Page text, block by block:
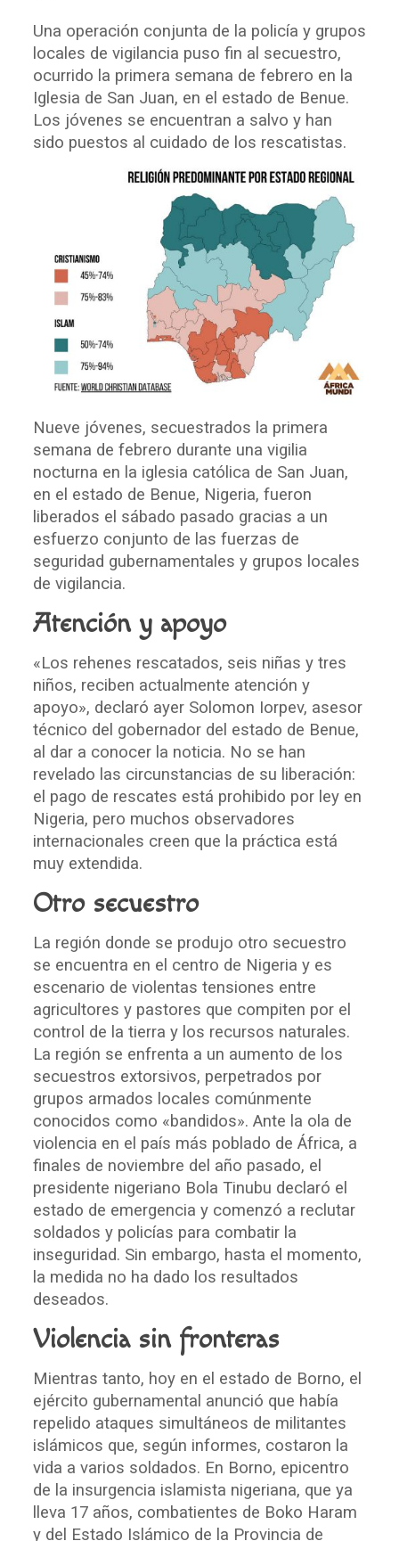
Una operación conjunta de la policía y grupos
locales de vigilancia puso fin al secuestro,
ocurrido la primera semana de febrero en la
Iglesia de San Juan, en el estado de Benue.
Los jóvenes se encuentran a salvo y han
sido puestos al cuidado de los rescatistas.
Nueve jóvenes, secuestrados la primera
semana de febrero durante una vigilia
nocturna en la iglesia católica de San Juan,
en el estado de Benue, Nigeria, fueron
liberados el sábado pasado gracias a un
esfuerzo conjunto de las fuerzas de
seguridad gubernamentales y grupos locales
de vigilancia.
Atención y apoyo
«Los rehenes rescatados, seis niñas y tres
niños, reciben actualmente atención y
apoyo», declaró ayer Solomon Iorpev, asesor
técnico del gobernador del estado de Benue,
al dar a conocer la noticia. No se han
revelado las circunstancias de su liberación:
el pago de rescates está prohibido por ley en
Nigeria, pero muchos observadores
internacionales creen que la práctica está
muy extendida.
Otro secuestro
La región donde se produjo otro secuestro
se encuentra en el centro de Nigeria y es
escenario de violentas tensiones entre
agricultores y pastores que compiten por el
control de la tierra y los recursos naturales.
La región se enfrenta a un aumento de los
secuestros extorsivos, perpetrados por
grupos armados locales comúnmente
conocidos como «bandidos». Ante la ola de
violencia en el país más poblado de África, a
finales de noviembre del año pasado, el
presidente nigeriano Bola Tinubu declaró el
estado de emergencia y comenzó a reclutar
soldados y policías para combatir la
inseguridad. Sin embargo, hasta el momento,
la medida no ha dado los resultados
deseados.
Violencia sin fronteras
Mientras tanto, hoy en el estado de Borno, el
ejército gubernamental anunció que había
repelido ataques simultáneos de militantes
islámicos que, según informes, costaron la
vida a varios soldados. En Borno, epicentro
de la insurgencia islamista nigeriana, que ya
lleva 17 años, combatientes de Boko Haram
y del Estado Islámico de la Provincia de